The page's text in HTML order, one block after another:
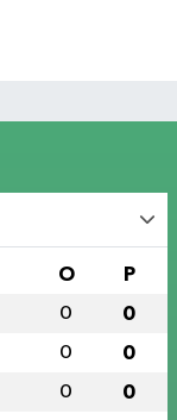
O P
0 0
0 0
0 0